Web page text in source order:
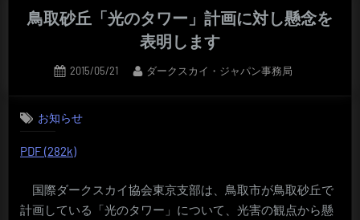
鳥取砂丘「光のタワー」計画に対し懸念を
表明します
Posted
2015/05/21 By
ダークスカイ・ジャパン事務局
お知らせ
PDF (282k)
国際ダークスカイ協会東京支部は、鳥取市が鳥取砂丘で
計画している「光のタワー」について、光害の観点から懸